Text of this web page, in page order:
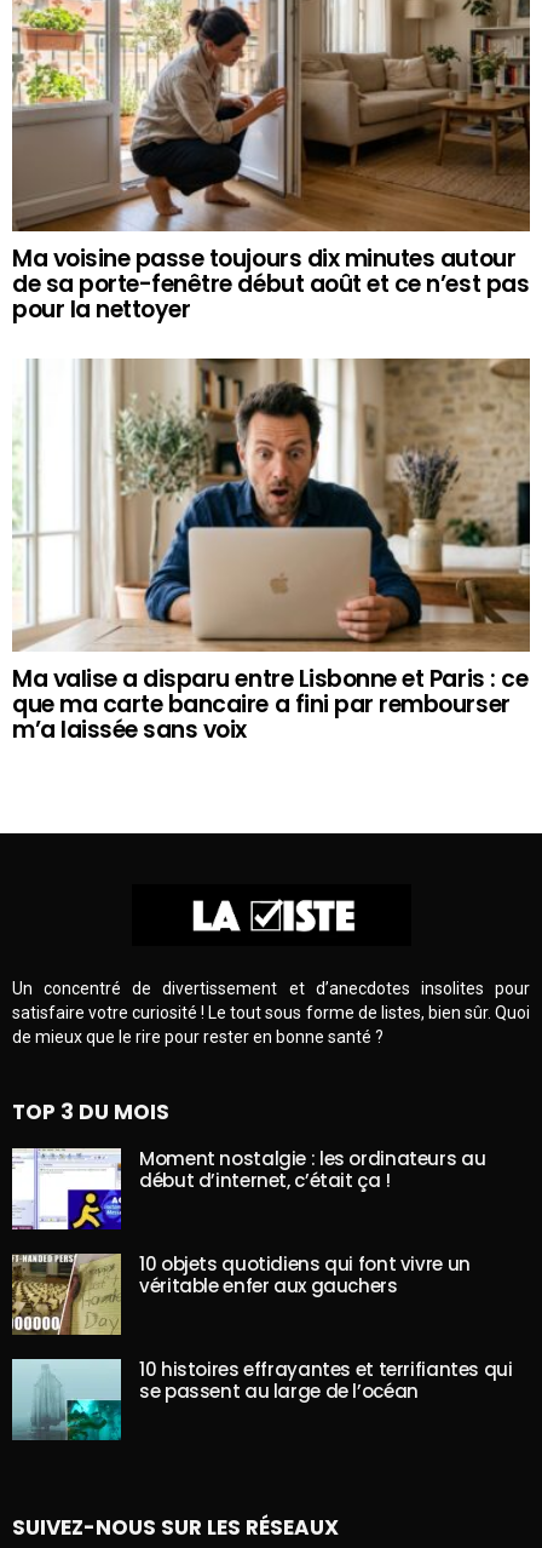
Ma voisine passe toujours dix minutes autour
de sa porte-fenêtre début août et ce n’est pas
pour la nettoyer
Ma valise a disparu entre Lisbonne et Paris : ce
que ma carte bancaire a fini par rembourser
m’a laissée sans voix
Un concentré de divertissement et d’anecdotes insolites pour
satisfaire votre curiosité ! Le tout sous forme de listes, bien sûr. Quoi
de mieux que le rire pour rester en bonne santé ?
TOP 3 DU MOIS
Moment nostalgie : les ordinateurs au
début d’internet, c’était ça !
10 objets quotidiens qui font vivre un
véritable enfer aux gauchers
10 histoires effrayantes et terrifiantes qui
se passent au large de l’océan
SUIVEZ-NOUS SUR LES RÉSEAUX